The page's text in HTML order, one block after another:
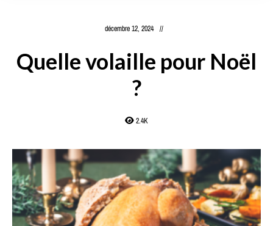
décembre 12, 2024
Quelle volaille pour Noël
?
2.4K